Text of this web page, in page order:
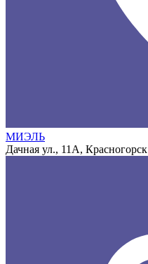
МИЭЛЬ
Дачная ул., 11А, Красногорск